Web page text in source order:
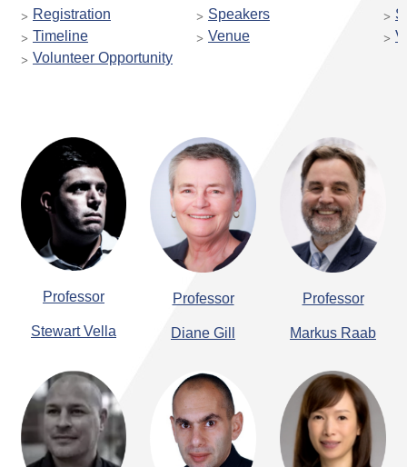
Registration
Speakers
Timeline
Venue
Volunteer Opportunity
Professor
Stewart Vella
Professor
Diane Gill
Professor
Markus Raab